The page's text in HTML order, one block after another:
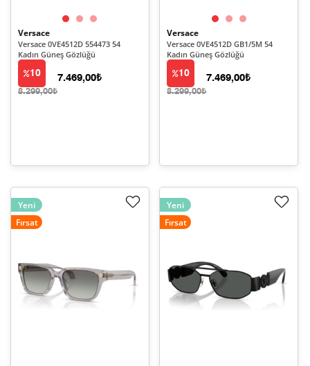
Versace
Versace 0VE4512D 554473 54
Kadın Güneş Gözlüğü
10
8.299,00₺
7.469,00₺
Versace
Versace 0VE4512D GB1/5M 54
Kadın Güneş Gözlüğü
10
8.299,00₺
7.469,00₺
Yeni
Fırsat
Yeni
Fırsat